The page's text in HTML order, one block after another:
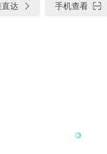
达 手机查看